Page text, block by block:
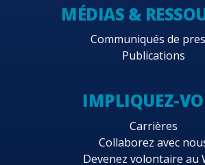
MÉDIAS &
Communiqués de
Publications
IMPLIQUEZ-
Carrières
Collaborez avec
Devenez volontaire au